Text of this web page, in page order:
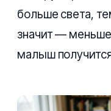
больше света,
значит —
малыш